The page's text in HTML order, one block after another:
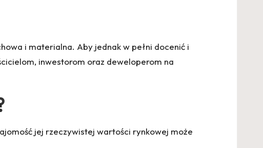
i materialna. Aby jednak w pełni docenić i
inwestorom oraz deweloperom na
jej rzeczywistej wartości rynkowej może